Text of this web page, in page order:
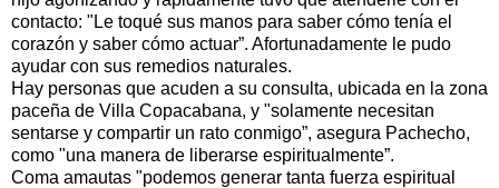
contacto: "Le toqué sus manos para saber cómo tenía el
corazón y saber cómo actuar”. Afortunadamente le pudo
ayudar con sus remedios naturales.
Hay personas que acuden a su consulta, ubicada en la zona
paceña de Villa Copacabana, y "solamente necesitan
sentarse y compartir un rato conmigo”, asegura Pachecho,
como "una manera de liberarse espiritualmente”.
Coma amautas "podemos generar tanta fuerza espiritual